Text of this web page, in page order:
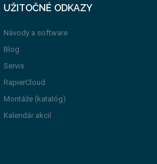
UŽITOČNÉ ODKAZY
Návody a software
Blog
Servis
RapierCloud
Montáže (katalóg)
Kalendár akcií